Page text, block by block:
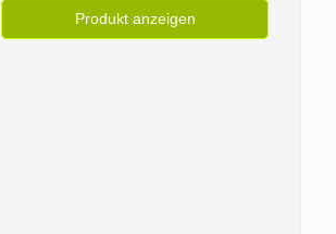
Produkt anzeigen